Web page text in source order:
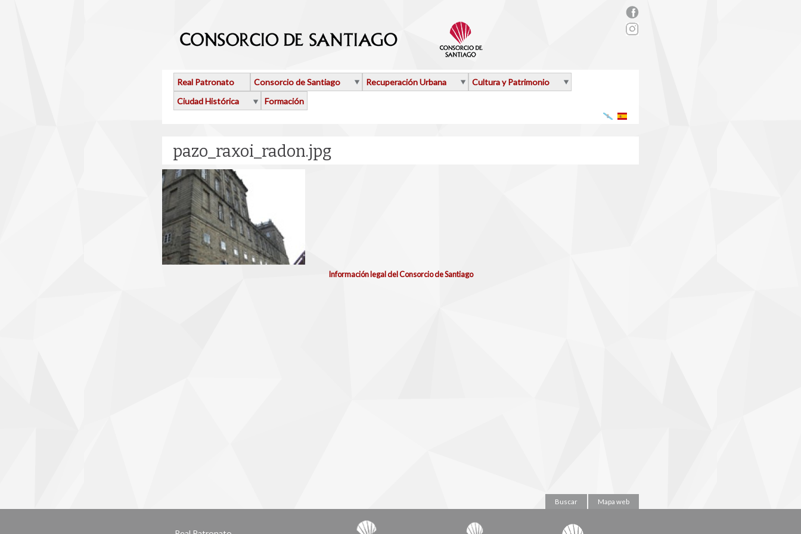
rs_facebook.png
Real Patronato Consorcio de Santiago Recuperación Urbana
Cultura y Patrimonio
Ciudad Histórica
Formación
pazo_raxoi_radon.jpg
Información legal del Consorcio de Santiago
Buscar Mapa web